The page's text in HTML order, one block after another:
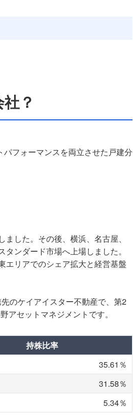
？
フォーマンスを両立させた戸建分
した。その後、横浜、名古屋、
ンダード市場へ上場しました。
エリアでのシェア拡大と経営基盤
のケイアイスター不動産で、第2
アセットマネジメントです。
持株比率
35.61％
31.58％
5.34％